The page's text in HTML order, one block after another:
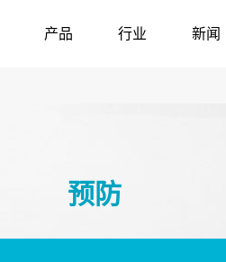
产品 行业 新闻
预防